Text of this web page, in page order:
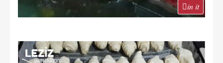
in it